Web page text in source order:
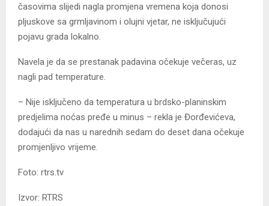
časovima slijedi nagla promjena vremena koja donosi
pljuskove sa grmljavinom i olujni vjetar, ne isključujući
pojavu grada lokalno.
Navela je da se prestanak padavina očekuje večeras, uz
nagli pad temperature.
– Nije isključeno da temperatura u brdsko-planinskim
predjelima noćas pređe u minus – rekla je Đorđevićeva,
dodajući da nas u narednih sedam do deset dana očekuje
promjenljivo vrijeme.
Foto: rtrs.tv
Izvor: RTRS